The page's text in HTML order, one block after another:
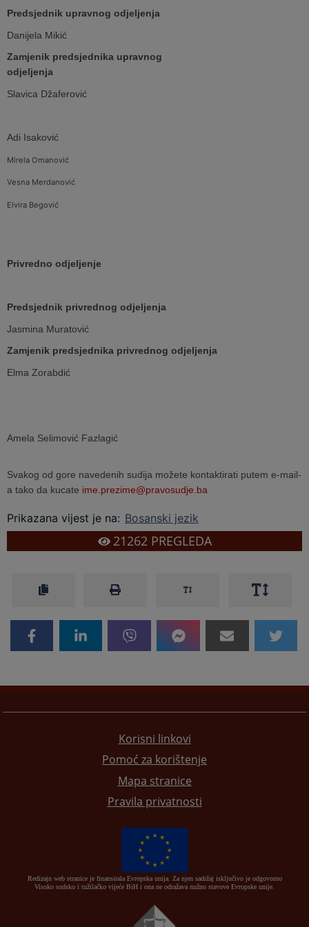
Predsjednik upravnog odjeljenja
Danijela Mikić
Zamjenik predsjednika upravnog
odjeljenja
Slavica Džaferović
Adi Isaković
Mirela Omanović
Vesna Merdanović
Elvira Begović
Privredno odjeljenje
Predsjednik privrednog odjeljenja
Jasmina Muratović
Zamjenik predsjednika privrednog odjeljenja
Elma Zorabdić
Amela Selimović Fazlagić
Svakog od gore navedenih sudija možete kontaktirati putem e-mail-
a tako da kucate ime.prezime@pravosudje.ba
Prikazana vijest je na: Bosanski jezik
21262PREGLEDA
Korisni linkovi
Pomoć za korištenje
Mapa stranice
Pravila privatnosti
Redizajn web stranice je finansirala Evropska unija. Za njen sadržaj isključivo je odgovorno
Visoko sudsko i tužilačko vijeće BiH i ona ne odražava nužno stavove Evropske unije.